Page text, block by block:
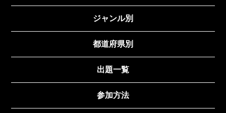
ジャンル別
都道府県別
出題一覧
参加方法